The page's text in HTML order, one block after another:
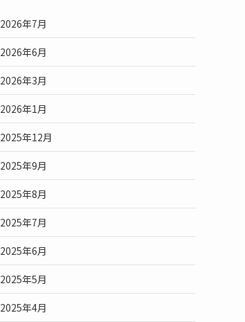
2026年7月
2026年6月
2026年3月
2026年1月
2025年12月
2025年9月
2025年8月
2025年7月
2025年6月
2025年5月
2025年4月